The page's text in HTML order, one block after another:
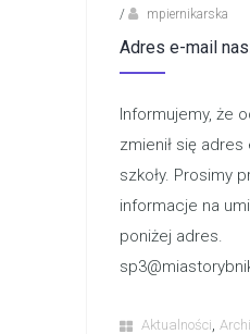
/ mpiernikarska
Adres e-mail
Informujemy, że
zmienił się adres
szkoły. Prosimy
informacje na
poniżej adres.
Aktualności